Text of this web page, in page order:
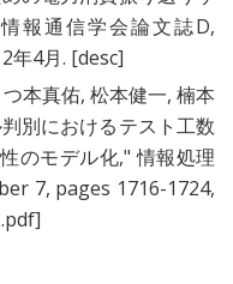
報通信学会論文誌D,
年4月. [desc]
つ本真佑, 松本健一, 楠本
別におけるテスト工数
のモデル化," 情報処理
7, pages 1716-1724,